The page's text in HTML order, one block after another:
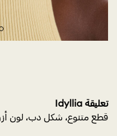
تعليقة Idyllia
قطع متنوع، شكل دب، لون